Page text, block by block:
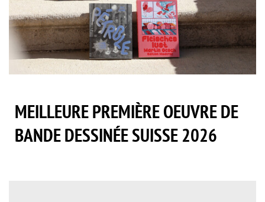
MEILLEURE PREMIÈRE OEUVRE DE
BANDE DESSINÉE SUISSE 2026